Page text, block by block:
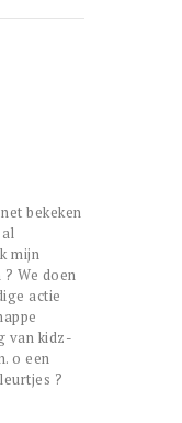
bekeken
mijn
We doen
actie
van kidz-
o een
?